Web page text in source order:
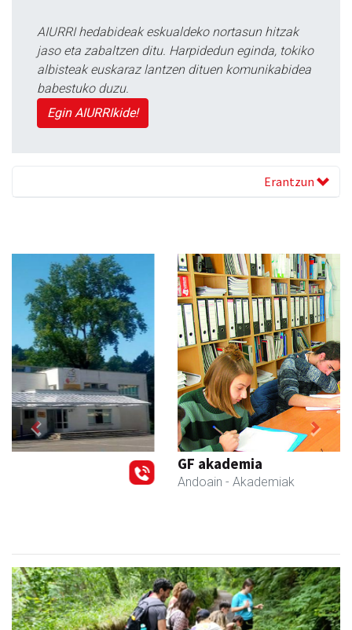
AIURRI hedabideak eskualdeko nortasun hitzak
jaso eta zabaltzen ditu. Harpidedun eginda, tokiko
albisteak euskaraz lantzen dituen komunikabidea
babestuko duzu.
Egin AIURRIkide!
Erantzun
Previous Next